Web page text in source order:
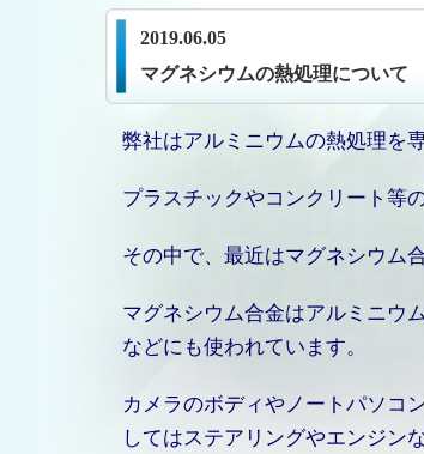
2019.06.05
マグネシウムの熱処理について
弊社はアルミニウムの熱処理を
プラスチックやコンクリート等
その中で、最近はマグネシウム
マグネシウム合金はアルミニウ
などにも使われています。
カメラのボディやノートパソコ
してはステアリングやエンジン